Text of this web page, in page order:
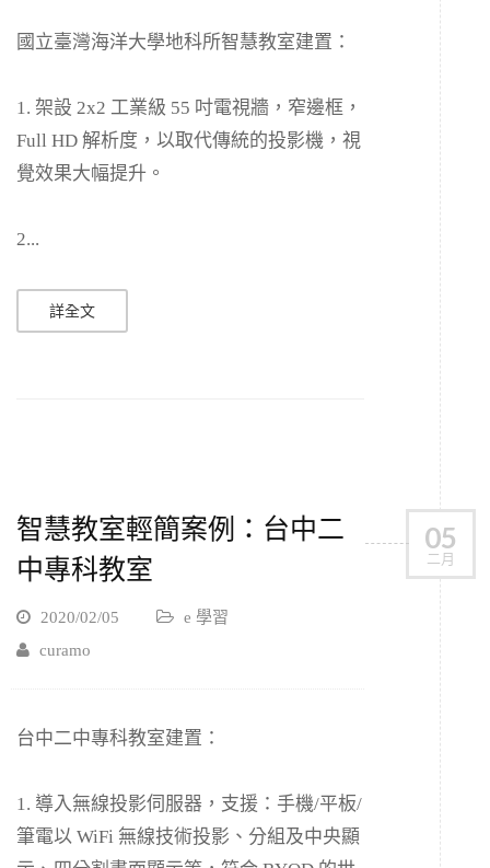
國立臺灣海洋大學地科所智慧教室建置：
1. 架設 2x2 工業級 55 吋電視牆，窄邊框，
Full HD 解析度，以取代傳統的投影機，視
覺效果大幅提升。
2...
詳全文
05
二月
智慧教室輕簡案例：台中二
中專科教室
2020/02/05
e 學習
curamo
台中二中專科教室建置：
1. 導入無線投影伺服器，支援：手機/平板/
筆電以 WiFi 無線技術投影、分組及中央顯